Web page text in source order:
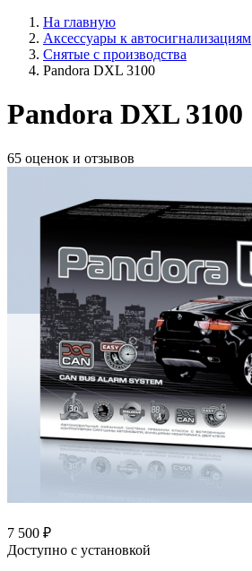
На главную
Аксессуары к автосигнализациям
Снятые с производства
Pandora DXL 3100
Pandora DXL 3100
65 оценок и отзывов
7 500 ₽
Доступно с установкой